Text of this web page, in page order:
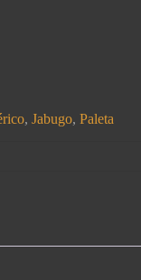
,Jabugo,Paleta